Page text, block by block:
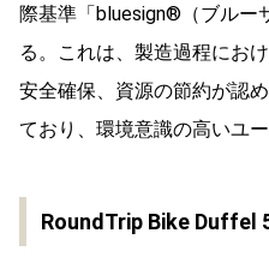
際基準「bluesign®（ブルー
る。これは、製造過程にお
安全確保、資源の節約が認
ており、環境意識の高いユ
RoundTrip Bike Duffel